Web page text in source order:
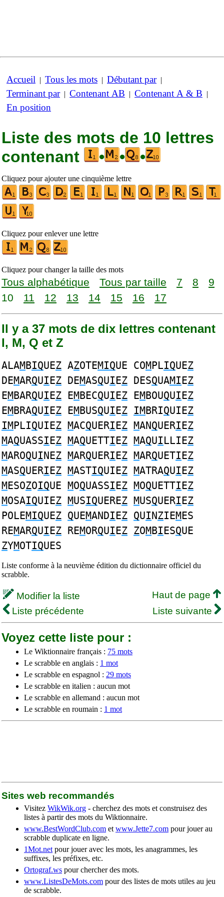
Accueil | Tous les mots | Débutant par|
Terminant par| Contenant AB | Contenant A & B |
En position
Liste des mots de 10 lettres
contenant
• • •
Cliquez pour ajouter une cinquième lettre
Cliquez pour enlever une lettre
Cliquez pour changer la taille des mots
Tous alphabétique Tous par taille 7 8
9
10
11 12 13 14 15 16 17
Il y a 37 mots de dix lettres contenant
I, M, Q et Z
ALAMBIQUEZ AZOTEMIQUE COMPLIQUEZ
DEMARQUIEZ DEMASQUIEZ DESQUAMIEZ
EMBARQUIEZ EMBECQUIEZ EMBOUQUIEZ
EMBRAQUIEZ EMBUSQUIEZ IMBRIQUIEZ
IMPLIQUIEZ MACQUERIEZ MANQUERIEZ
MAQUASSIEZ MAQUETTIEZ MAQUILLIEZ
MAROQUINEZ MARQUERIEZ MARQUETIEZ
MASQUERIEZ MASTIQUIEZ MATRAQUIEZ
MESOZOIQUE MOQUASSIEZ MOQUETTIEZ
MOSAIQUIEZ MUSIQUEREZ MUSQUERIEZ
POLEMIQUEZ QUEMANDIEZ QUINZIEMES
REMARQUIEZ REMORQUIEZ ZOMBIESQUE
ZYMOTIQUES
Liste conforme à la neuvième édition du dictionnaire officiel du
scrabble.
Modifier la liste
Haut de page
Liste précédente
Liste suivante
Voyez cette liste pour :
Le Wiktionnaire français : 75 mots
Le scrabble en anglais : 1 mot
Le scrabble en espagnol : 29 mots
Le scrabble en italien : aucun mot
Le scrabble en allemand : aucun mot
Le scrabble en roumain : 1 mot
Sites web recommandés
Visitez WikWik.org - cherchez des mots et construisez des
listes à partir des mots du Wiktionnaire.
www.BestWordClub.com et www.Jette7.com pour jouer au
scrabble duplicate en ligne.
1Mot.net pour jouer avec les mots, les anagrammes, les
suffixes, les préfixes, etc.
Ortograf.ws pour chercher des mots.
www.ListesDeMots.com pour des listes de mots utiles au jeu
de scrabble.